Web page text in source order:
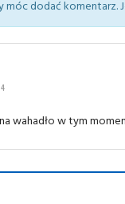
móc dodać komentarz.
wahadło w tym